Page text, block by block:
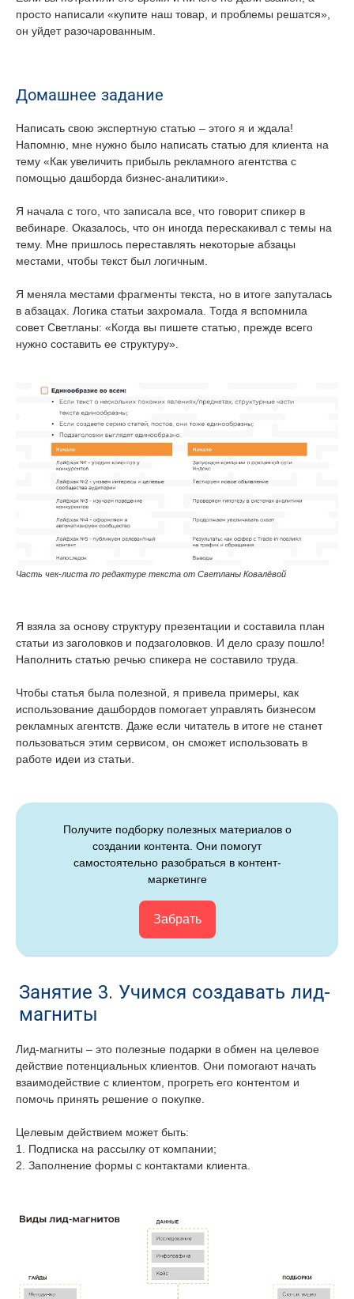
просто написали «купите наш товар, и проблемы решатся»,
он уйдет разочарованным.
Домашнее задание
Написать свою экспертную статью – этого я и ждала!
Напомню, мне нужно было написать статью для клиента на
тему «Как увеличить прибыль рекламного агентства с
помощью дашборда бизнес-аналитики».
Я начала с того, что записала все, что говорит спикер в
вебинаре. Оказалось, что он иногда перескакивал с темы на
тему. Мне пришлось переставлять некоторые абзацы
местами, чтобы текст был логичным.
Я меняла местами фрагменты текста, но в итоге запуталась
в абзацах. Логика статьи захромала. Тогда я вспомнила
совет Светланы: «Когда вы пишете статью, прежде всего
нужно составить ее структуру».
Часть чек-листа по редактуре текста от Светланы Ковалёвой
Я взяла за основу структуру презентации и составила план
статьи из заголовков и подзаголовков. И дело сразу пошло!
Наполнить статью речью спикера не составило труда.
Чтобы статья была полезной, я привела примеры, как
использование дашбордов помогает управлять бизнесом
рекламных агентств. Даже если читатель в итоге не станет
пользоваться этим сервисом, он сможет использовать в
работе идеи из статьи.
Получите подборку полезных материалов о
создании контента. Они помогут
самостоятельно разобраться в контент-
маркетинге
Забрать
Занятие 3. Учимся создавать лид-
магниты
Лид-магниты – это полезные подарки в обмен на целевое
действие потенциальных клиентов. Они помогают начать
взаимодействие с клиентом, прогреть его контентом и
помочь принять решение о покупке.
Целевым действием может быть:
1. Подписка на рассылку от компании;
2. Заполнение формы с контактами клиента.